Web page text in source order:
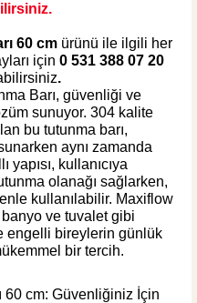
BEDAVA
60 cm ürünü ile ilgili her
için 0 531 388 07 20
.
Barı, güvenliği ve
sunuyor. 304 kalite
bu tutunma barı,
aynı zamanda
yapısı, kullanıcıya
olanağı sağlarken,
kullanılabilir. Maxiflow
banyo ve tuvalet gibi
engelli bireylerin günlük
bir tercih.
60 cm: Güvenliğiniz İçin